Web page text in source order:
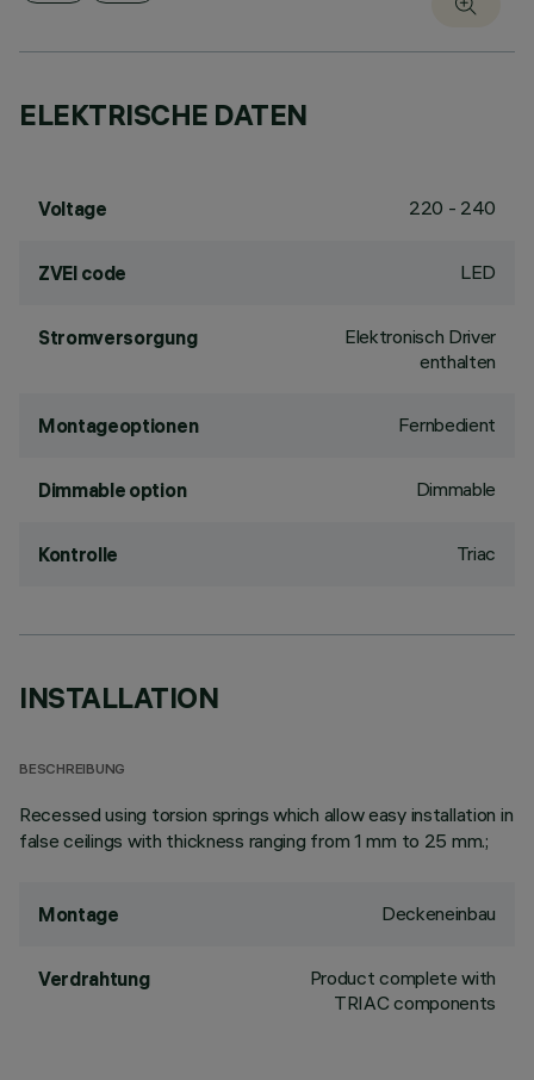
ELEKTRISCHE DATEN
Voltage 220 - 240
ZVEI code LED
Stromversorgung
Elektronisch Driver
enthalten
Montageoptionen Fernbedient
Dimmable option Dimmable
Kontrolle Triac
INSTALLATION
BESCHREIBUNG
Recessed using torsion springs which allow easy installation in
false ceilings with thickness ranging from 1 mm to 25 mm.;
Montage Deckeneinbau
Verdrahtung
Product complete with
TRIAC components